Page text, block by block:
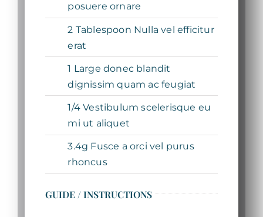
posuere ornare
2 Tablespoon Nulla vel efficitur
erat
1 Large donec blandit
dignissim quam ac feugiat
1/4 Vestibulum scelerisque eu
mi ut aliquet
3.4g Fusce a orci vel purus
rhoncus
GUIDE / INSTRUCTIONS